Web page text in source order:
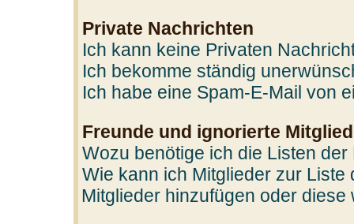
Private Nachrichten
Ich kann keine Privaten
Ich bekomme ständig
Ich habe eine Spam-E-Mail von
Freunde und ignorierte
Wozu benötige ich die Listen
Wie kann ich Mitglieder zur
Mitglieder hinzufügen oder